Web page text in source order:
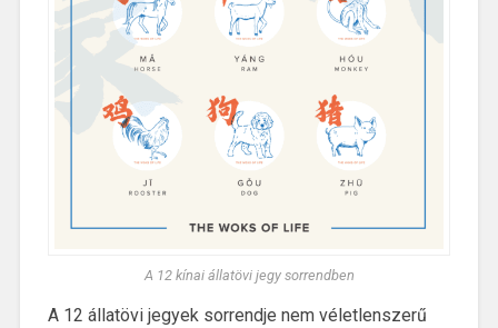
A 12 kínai állatövi jegy sorrendben
A 12 állatövi jegyek sorrendje nem véletlenszerű